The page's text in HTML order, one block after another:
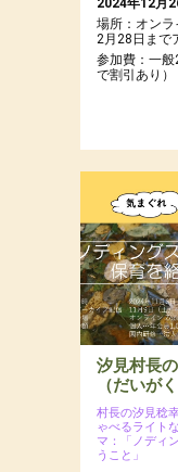
2024年12月
場所：オン
2月28日まで
参加費：一
で割引あり）
汐見村長
（だいが
村長の汐見稔
ゃべるライト
マ：「ノディ
うこと」